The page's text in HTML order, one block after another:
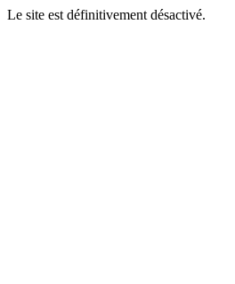
Le site est définitivement désactivé.